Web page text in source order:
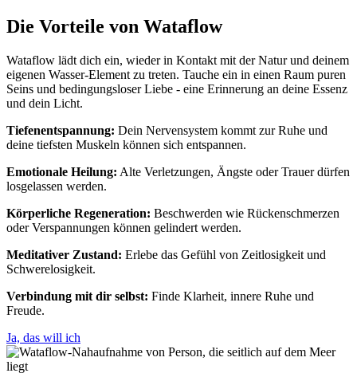
Die Vorteile von Wataflow
Wataflow lädt dich ein, wieder in Kontakt mit der Natur und deinem
eigenen Wasser-Element zu treten. Tauche ein in einen Raum puren
Seins und bedingungsloser Liebe - eine Erinnerung an deine Essenz
und dein Licht.
Tiefenentspannung: Dein Nervensystem kommt zur Ruhe und
deine tiefsten Muskeln können sich entspannen.
Emotionale Heilung: Alte Verletzungen, Ängste oder Trauer dürfen
losgelassen werden.
Körperliche Regeneration: Beschwerden wie Rückenschmerzen
oder Verspannungen können gelindert werden.
Meditativer Zustand: Erlebe das Gefühl von Zeitlosigkeit und
Schwerelosigkeit.
Verbindung mit dir selbst: Finde Klarheit, innere Ruhe und
Freude.
Ja, das will ich